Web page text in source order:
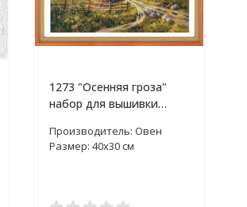
1273 "Осенняя гроза"
набор для вышивки
Производитель: Овен
Размер: 40х30 см